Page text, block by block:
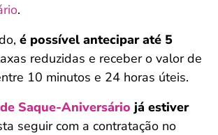
.
é possível antecipar até 5
reduzidas e receber o valor de
10 minutos e 24 horas úteis.
Saque-Aniversário já estiver
seguir com a contratação no